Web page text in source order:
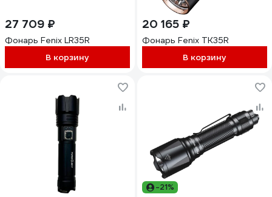
27 709 ₽
Фонарь Fenix LR35R
В корзину
20 165 ₽
Фонарь Fenix TK35R
В корзину
-21%